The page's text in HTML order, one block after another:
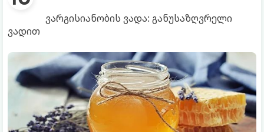
ვარგისიანობის ვადა: განუსაზღვრელი
ვადით